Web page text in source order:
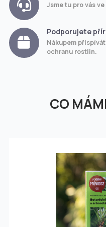
Jsme tu pro vás
Podporujete
Nákupem
ochranu rostlin.
CO